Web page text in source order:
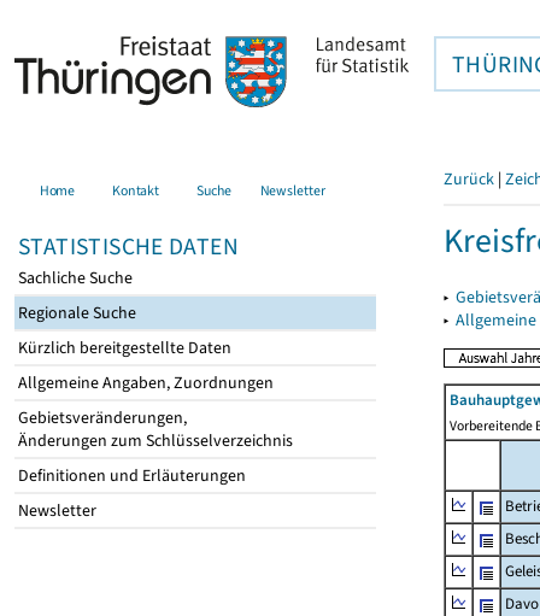
Home Kontakt Suche Newsletter
STATISTISCHE DATEN
Sachliche Suche
Regionale Suche
Kürzlich bereitgestellte Daten
Allgemeine Angaben, Zuordnungen
Gebietsveränderungen,
Änderungen zum Schlüsselverzeichnis
Definitionen und Erläuterungen
Newsletter
Zurück |
▸
▸
Vorbereitende